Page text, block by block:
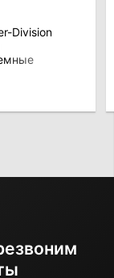
Division
/ S58,